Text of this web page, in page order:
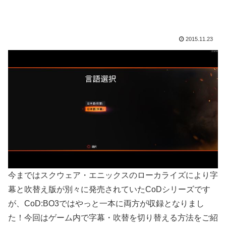
2015.11.23
今まではスクウェア・エニックスのローカライズにより字
幕と吹替え版が別々に発売されていたCoDシリーズです
が、CoD:BO3ではやっと一本に両方が収録となりまし
た！今回はゲーム内で字幕・吹替を切り替える方法をご紹